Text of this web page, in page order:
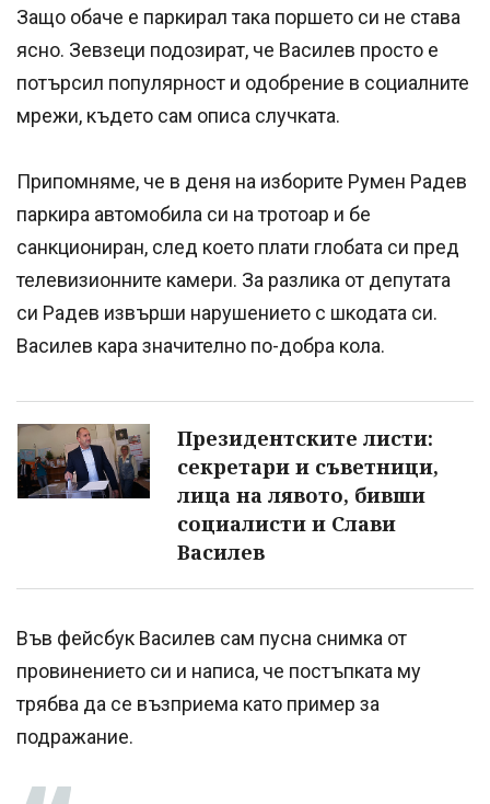
Защо обаче е паркирал така поршето си не става
ясно. Зевзеци подозират, че Василев просто е
потърсил популярност и одобрение в социалните
мрежи, където сам описа случката.
Припомняме, че в деня на изборите Румен Радев
паркира автомобила си на тротоар и бе
санкциониран, след което плати глобата си пред
телевизионните камери. За разлика от депутата
си Радев извърши нарушението с шкодата си.
Василев кара значително по-добра кола.
Президентските листи:
секретари и съветници,
лица на лявото, бивши
социалисти и Слави
Василев
Във фейсбук Василев сам пусна снимка от
провинението си и написа, че постъпката му
трябва да се възприема като пример за
подражание.